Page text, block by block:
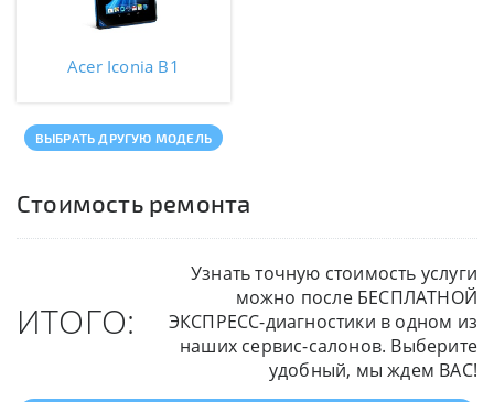
Acer Iconia B1
ВЫБРАТЬ ДРУГУЮ МОДЕЛЬ
Стоимость ремонта
ИТОГО:
Узнать точную стоимость услуги
можно после БЕСПЛАТНОЙ
ЭКСПРЕСС-диагностики в одном из
наших сервис-салонов. Выберите
удобный, мы ждем ВАС!